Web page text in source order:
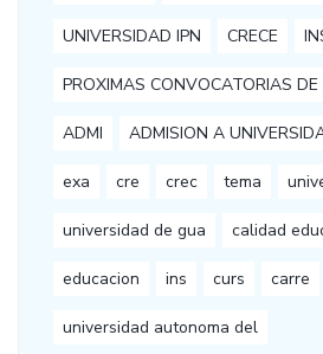
UNIVERSIDAD IPN CRECE
PROXIMAS CONVOCATORIAS
ADMI ADMISION A
exa cre crec tema
universidad de gua calidad
educacion ins curs carre
universidad autonoma del